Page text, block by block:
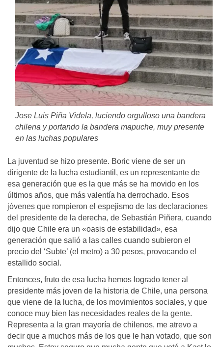
Jose Luis Piña Videla, luciendo orgulloso una bandera
chilena y portando la bandera mapuche, muy presente
en las luchas populares
La juventud se hizo presente. Boric viene de ser un
dirigente de la lucha estudiantil, es un representante de
esa generación que es la que más se ha movido en los
últimos años, que más valentía ha derrochado. Esos
jóvenes que rompieron el espejismo de las declaraciones
del presidente de la derecha, de Sebastián Piñera, cuando
dijo que Chile era un «oasis de estabilidad», esa
generación que salió a las calles cuando subieron el
precio del ‘Subte’ (el metro) a 30 pesos, provocando el
estallido social.
Entonces, fruto de esa lucha hemos logrado tener al
presidente más joven de la historia de Chile, una persona
que viene de la lucha, de los movimientos sociales, y que
conoce muy bien las necesidades reales de la gente.
Representa a la gran mayoría de chilenos, me atrevo a
decir que a muchos más de los que le han votado, que son